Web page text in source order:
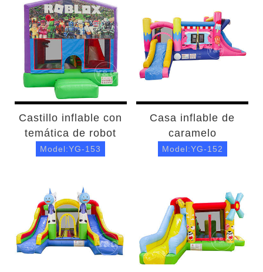
Castillo inflable con
temática de robot
Model:YG-153
Casa inflable de
caramelo
Model:YG-152